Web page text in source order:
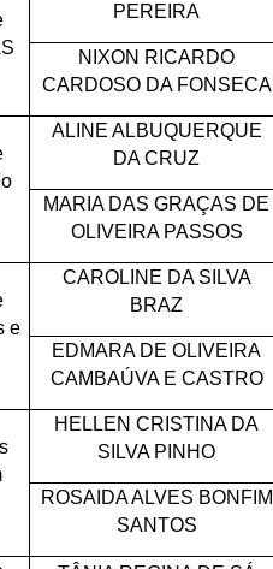
PEREIRA
NIXON RICARDO
CARDOSO DA FONSECA
ALINE ALBUQUERQUE
DA CRUZ
MARIA DAS GRAÇAS DE
OLIVEIRA PASSOS
e
CAROLINE DA SILVA
BRAZ
EDMARA DE OLIVEIRA
CAMBAÚVA E CASTRO
HELLEN CRISTINA DA
SILVA PINHO
ROSAIDA ALVES BONFIM
SANTOS